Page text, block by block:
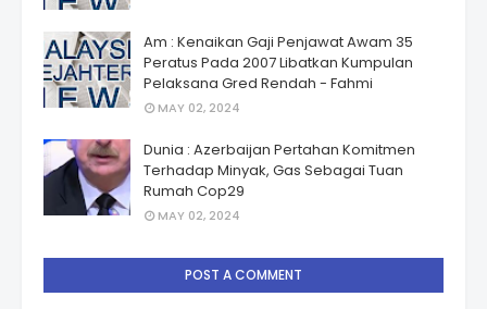
Am : Kenaikan Gaji Penjawat Awam 35
Peratus Pada 2007 Libatkan Kumpulan
Pelaksana Gred Rendah - Fahmi
MAY 02, 2024
Dunia : Azerbaijan Pertahan Komitmen
Terhadap Minyak, Gas Sebagai Tuan
Rumah Cop29
MAY 02, 2024
POST A COMMENT